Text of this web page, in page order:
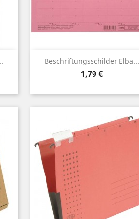
Beschriftungsschilder Elba...
Preis
1,79 €
Vorschau